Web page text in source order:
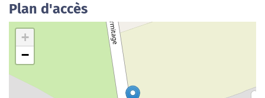
Plan d'accès
+
−